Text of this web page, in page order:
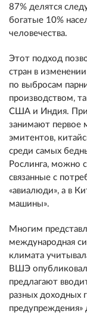
87% делятся
богатые 10%
человечества.
Этот подход
стран в
по выбросам
производством,
США и Индия. При
занимают первое
эмитентов,
среди самых
Рослинга, можно
связанные с
«авиалюди», а в
машины».
Многим
международная
климата
ВШЭ
предлагают
разных доходных
предупреждения»